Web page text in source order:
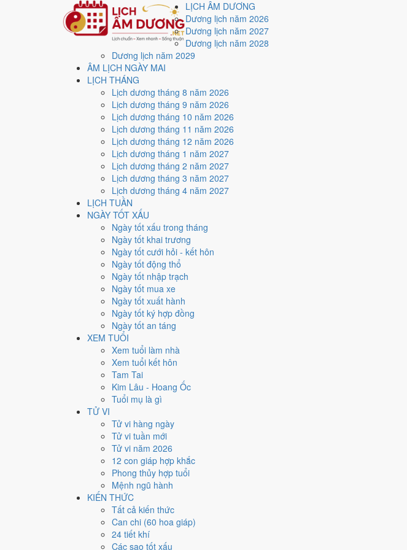
LỊCH ÂM DƯƠNG
Dương lịch năm 2026
Dương lịch năm 2027
Dương lịch năm 2028
Dương lịch năm 2029
ÂM LỊCH NGÀY MAI
LỊCH THÁNG
Lịch dương tháng 8 năm 2026
Lịch dương tháng 9 năm 2026
Lịch dương tháng 10 năm 2026
Lịch dương tháng 11 năm 2026
Lịch dương tháng 12 năm 2026
Lịch dương tháng 1 năm 2027
Lịch dương tháng 2 năm 2027
Lịch dương tháng 3 năm 2027
Lịch dương tháng 4 năm 2027
LỊCH TUẦN
NGÀY TỐT XẤU
Ngày tốt xấu trong tháng
Ngày tốt khai trương
Ngày tốt cưới hỏi - kết hôn
Ngày tốt động thổ
Ngày tốt nhập trạch
Ngày tốt mua xe
Ngày tốt xuất hành
Ngày tốt ký hợp đồng
Ngày tốt an táng
XEM TUỔI
Xem tuổi làm nhà
Xem tuổi kết hôn
Tam Tai
Kim Lâu - Hoang Ốc
Tuổi mụ là gì
TỬ VI
Tử vi hàng ngày
Tử vi tuần mới
Tử vi năm 2026
12 con giáp hợp khắc
Phong thủy hợp tuổi
Mệnh ngũ hành
KIẾN THỨC
Tất cả kiến thức
Can chi (60 hoa giáp)
24 tiết khí
Các sao tốt xấu
Trang chủ
Lịch năm 2029
Tháng 8/2029
Ngày 23/8/2029 (Ất Dậu)
Xem ngày23/8/2029
Ngày 23/8/2029 dương lịch (Thứ Năm) là ngày 14/7/2029 âm lịch
điểm trung bình3.9/10cho các việc quan trọng. Giờ Hoàng Đạo trong ngày:
Ngày Dương
Thứ Năm
Tháng 8 năm 2029
Tháng 7 âm năm 2029
Ất Dậu
Ngày Ất Dậu có Trực
các quyết định lớn khó đảo ngược.
Sửu, Tỵ, Thìnhợp ngày; tuổi
Ngày 23/8/2029 tốt hay xấu cho việc gì?
Ngày 23/8/2029 đạt3.9/10
mới) nhưng gặp Sao Huyền Vũ hắc đạo nên điểm từng việc chênh nhau như bảng dưới.
Cưới hỏi - đính hôn
Trung bình